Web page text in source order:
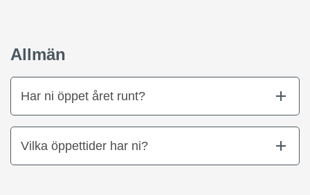
Allmän
Har ni öppet året runt?
Vilka öppettider har ni?